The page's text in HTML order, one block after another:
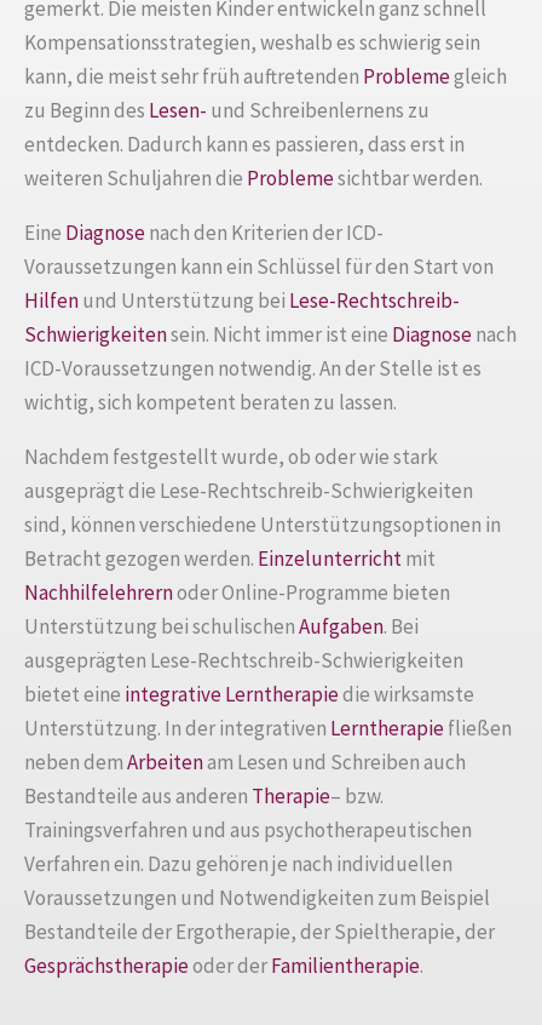
gemerkt. Die meisten Kinder entwickeln ganz schnell
Kompensationsstrategien, weshalb es schwierig sein
kann, die meist sehr früh auftretenden Problemegleich
zu Beginn des Lesen- und Schreibenlernens zu
entdecken. Dadurch kann es passieren, dass erst in
weiteren Schuljahren die Problemesichtbar werden.
Eine Diagnosenach den Kriterien der ICD-
Voraussetzungen kann ein Schlüssel für den Start von
Hilfenund Unterstützung bei Lese-Rechtschreib-
Schwierigkeitensein. Nicht immer ist eine Diagnosenach
ICD-Voraussetzungen notwendig. An der Stelle ist es
wichtig, sich kompetent beraten zu lassen.
Nachdem festgestellt wurde, ob oder wie stark
ausgeprägt die Lese-Rechtschreib-Schwierigkeiten
sind, können verschiedene Unterstützungsoptionen in
Betracht gezogen werden. Einzelunterrichtmit
Nachhilfelehrernoder Online-Programme bieten
Unterstützung bei schulischenAufgaben. Bei
ausgeprägten Lese-Rechtschreib-Schwierigkeiten
bietet eine integrative Lerntherapiedie wirksamste
Unterstützung. In der integrativen Lerntherapiefließen
neben demArbeitenam Lesen und Schreiben auch
Bestandteile aus anderen Therapie– bzw.
Trainingsverfahren und aus psychotherapeutischen
Verfahren ein. Dazu gehören je nach individuellen
Voraussetzungen und Notwendigkeiten zum Beispiel
Bestandteile der Ergotherapie, der Spieltherapie, der
Gesprächstherapieoder derFamilientherapie.